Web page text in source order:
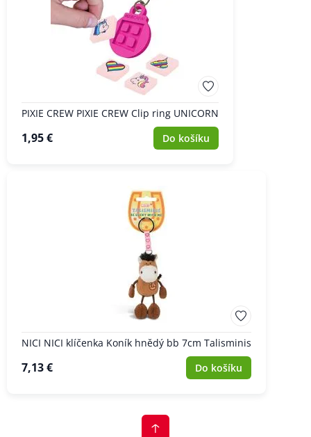
PIXIE CREW PIXIE CREW Clip ring UNICORN
1,95 € Do košíku
NICI NICI klíčenka Koník hnědý bb 7cm Talisminis
7,13 € Do košíku